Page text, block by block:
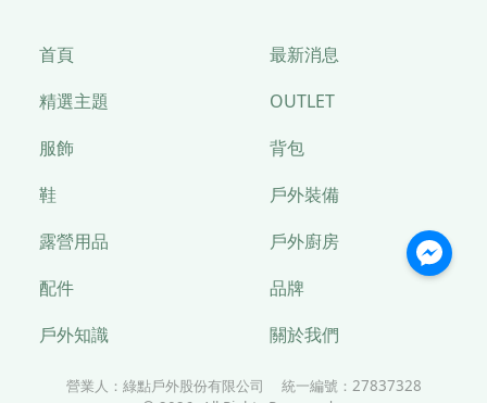
首頁
最新消息
精選主題
OUTLET
服飾
背包
鞋
戶外裝備
露營用品
戶外廚房
配件
品牌
戶外知識
關於我們
營業人： 綠點戶外股份有限公司 統一編號： 27837328